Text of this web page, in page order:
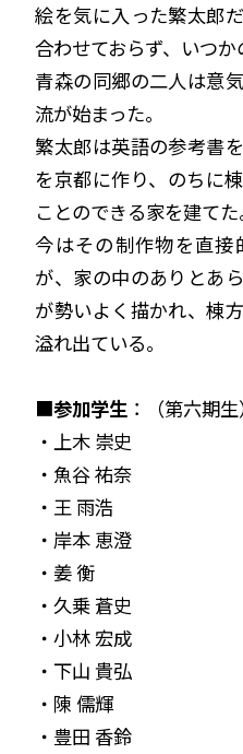
絵を気に入った繁太郎
合わせておらず、いつか
⻘森の同郷の二人は意
流が始まった。
繁太郎は英語の参考書
を京都に作り、のちに
ことのできる家を建てた
今はその制作物を直
が、家の中のありとあ
が勢いよく描かれ、棟
溢れ出ている。
■参加学生 ：（第六期生
・上木 崇史
・魚谷 祐奈
・王 雨浩
・岸本 恵澄
・姜 衡
・久乗 蒼史
・小林 宏成
・下山 貴弘
・陳 儒輝
・豊田 香鈴